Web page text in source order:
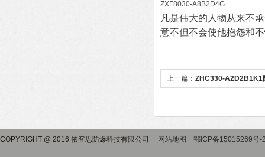
ZXF8030-A8B2D4G
凡是伟大的人物从来不
意不但不会使他抱怨和
上一篇： ZHC330-A2D2B1K1
COPYRIGHT @ 2016 依客思防爆科技有限公司 网站地图 鄂ICP备15015269号-